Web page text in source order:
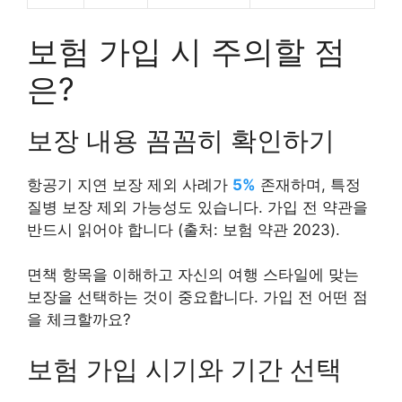
보험 가입 시 주의할 점
은?
보장 내용 꼼꼼히 확인하기
항공기 지연 보장 제외 사례가 5% 존재하며, 특정
질병 보장 제외 가능성도 있습니다. 가입 전 약관을
반드시 읽어야 합니다 (출처: 보험 약관 2023).
면책 항목을 이해하고 자신의 여행 스타일에 맞는
보장을 선택하는 것이 중요합니다. 가입 전 어떤 점
을 체크할까요?
보험 가입 시기와 기간 선택